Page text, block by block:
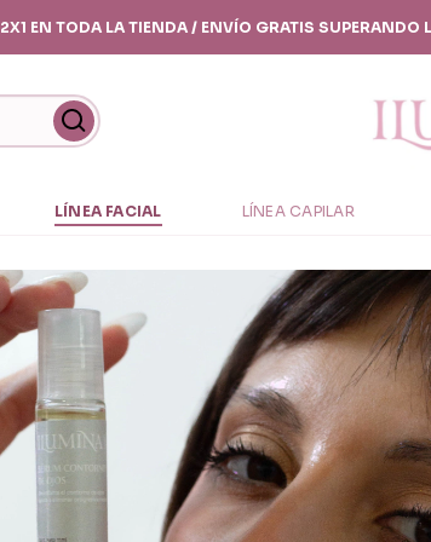
2X1 EN TODA LA TIENDA / ENVÍO GRATIS
LÍNEA FACIAL LÍNEA CAPILAR